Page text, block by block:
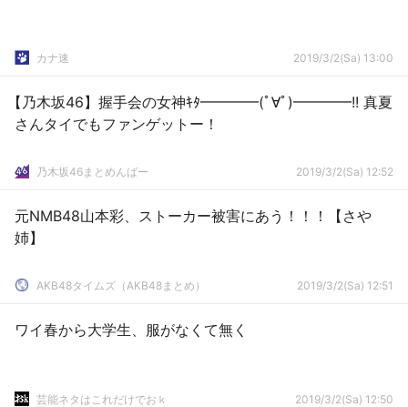
カナ速 2019/3/2(Sa) 13:00
【乃木坂46】握手会の女神ｷﾀ━━━━(ﾟ∀ﾟ)━━━━!! 真夏
さんタイでもファンゲットー！
乃木坂46まとめんばー 2019/3/2(Sa) 12:52
元NMB48山本彩、ストーカー被害にあう！！！【さや
姉】
AKB48タイムズ（AKB48まとめ） 2019/3/2(Sa) 12:51
ワイ春から大学生、服がなくて無く
芸能ネタはこれだけでおｋ 2019/3/2(Sa) 12:50